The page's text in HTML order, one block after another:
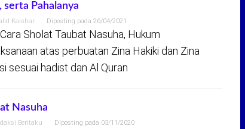
serta Pahalanya
Kaishar Diposting pada 26/04/2021
Sholat Taubat Nasuha, Hukum
atas perbuatan Zina Hakiki dan Zina
sesuai hadist dan Al Quran
Nasuha
Beritaku Diposting pada 03/11/2020